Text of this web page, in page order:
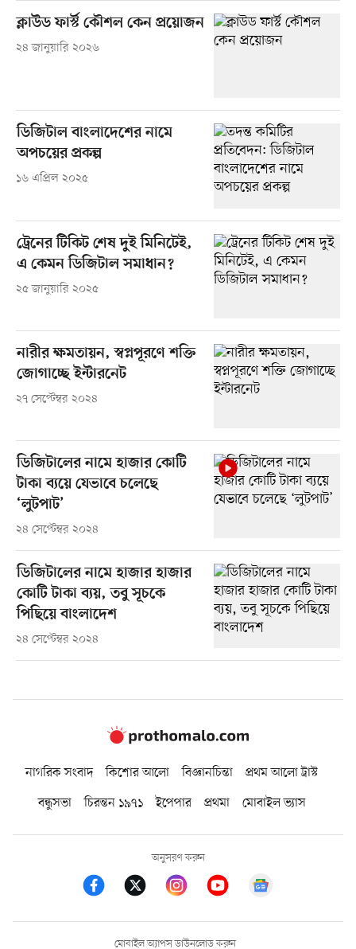
ক্লাউড ফার্স্ট কৌশল কেন প্রয়োজন
২৪ জানুয়ারি ২০২৬
ডিজিটাল বাংলাদেশের নামে
অপচয়ের প্রকল্প
১৬ এপ্রিল ২০২৫
ট্রেনের টিকিট শেষ দুই মিনিটেই,
এ কেমন ডিজিটাল সমাধান?
২৫ জানুয়ারি ২০২৫
নারীর ক্ষমতায়ন, স্বপ্নপূরণে শক্তি
জোগাচ্ছে ইন্টারনেট
২৭ সেপ্টেম্বর ২০২৪
ডিজিটালের নামে হাজার কোটি
টাকা ব্যয়ে যেভাবে চলেছে
‘লুটপাট’
২৪ সেপ্টেম্বর ২০২৪
ডিজিটালের নামে হাজার হাজার
কোটি টাকা ব্যয়, তবু সূচকে
পিছিয়ে বাংলাদেশ
২৪ সেপ্টেম্বর ২০২৪
নাগরিক সংবাদ কিশোর আলো বিজ্ঞানচিন্তা
প্রথম আলো ট্রাস্ট
বন্ধুসভা
চিরন্তন ১৯৭১ ইপেপার প্রথমা মোবাইল ভ্যাস
অনুসরণ করুন
মোবাইল অ্যাপস ডাউনলোড করুন